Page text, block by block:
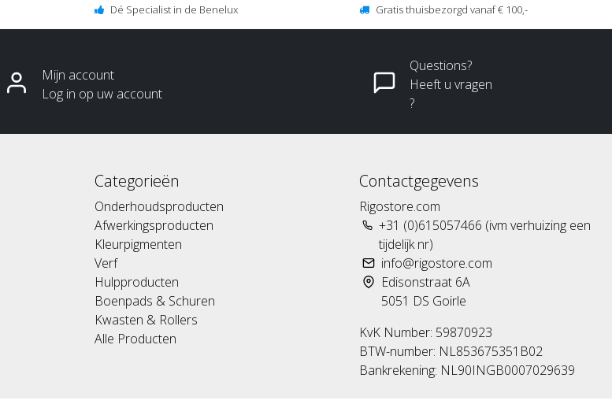
Dé Specialist in de Benelux Gratis thuisbezorgd vanaf € 100,-
Mijn account
Log in op uw account
Questions?
Heeft u vragen
?
Categorieën
Onderhoudsproducten
Afwerkingsproducten
Kleurpigmenten
Verf
Hulpproducten
Boenpads & Schuren
Kwasten & Rollers
Alle Producten
Contactgegevens
Rigostore.com
+31 (0)615057466 (ivm verhuizing een
tijdelijk nr)
info@rigostore.com
Edisonstraat 6A
5051 DS Goirle
KvK Number: 59870923
BTW-number: NL853675351B02
Bankrekening: NL90INGB0007029639